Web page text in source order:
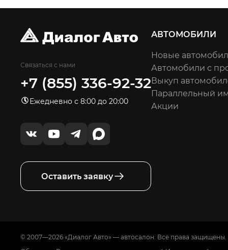
Связаться с нами
+7 (855) 336-92-32
Ежедневно с 8:00 до 20:00
Оставить заявку
АВТОМОБИЛИ
Новые
Автомобили с
Выкуп
Параллельный
Акции
© 2007—2026 «Диалог Авто» — автосалон. Все права защищены.